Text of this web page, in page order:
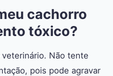
cachorro
tóxico?
Não tente
pois pode agravar